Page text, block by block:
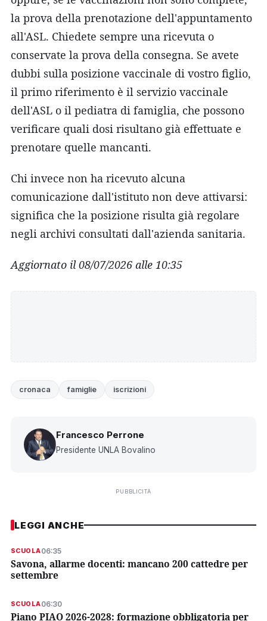
la prova della prenotazione dell'appuntamento
all'ASL. Chiedete sempre una ricevuta o
conservate la prova della consegna. Se avete
dubbi sulla posizione vaccinale di vostro figlio,
il primo riferimento è il servizio vaccinale
dell'ASL o il pediatra di famiglia, che possono
verificare quali dosi risultano già effettuate e
prenotare quelle mancanti.
Chi invece non ha ricevuto alcuna
comunicazione dall'istituto non deve attivarsi:
significa che la posizione risulta già regolare
negli archivi consultati dall'azienda sanitaria.
Aggiornato il 08/07/2026 alle 10:35
cronaca famiglie iscrizioni
Francesco Perrone
Presidente UNLA Bovalino
PUBBLICITÀ
LEGGI ANCHE
SCUOLA06:35
Savona, allarme docenti: mancano 200 cattedre per
settembre
SCUOLA06:30
Piano PIAO 2026-2028: formazione obbligatoria per